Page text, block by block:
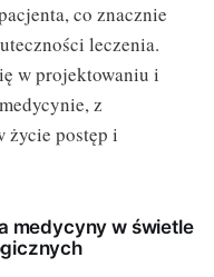
co znacznie
leczenia.
w projektowaniu i
z
życie postęp i
medycyny w świetle